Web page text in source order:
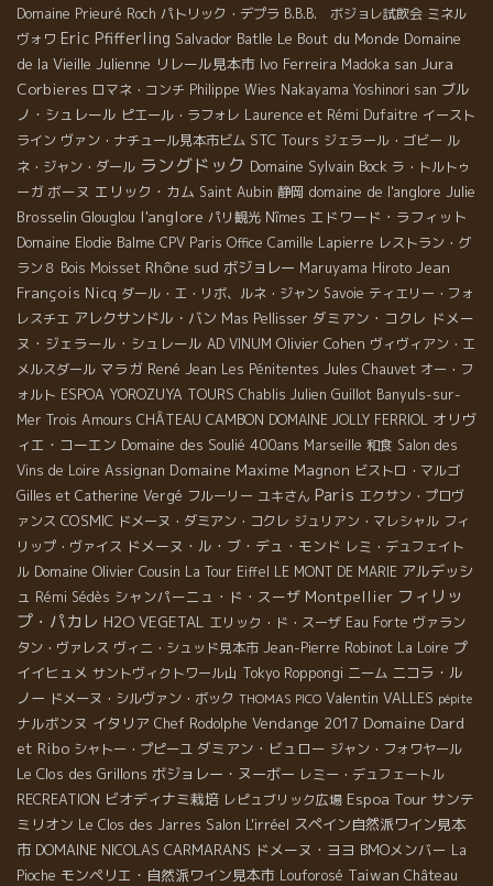
Domaine Prieuré Roch パトリック・デプラ B.B.B. ボジョレ試飲会 ミネル
ヴォワ Eric Pfifferling Salvador Batlle Le Bout du Monde Domaine
de la Vieille Julienne リレール見本市 Ivo Ferreira Madoka san Jura
Corbieres ロマネ・コンチ Philippe Wies Nakayama Yoshinori san ブル
ノ・シュレール ピエール・ラフォレ Laurence et Rémi Dufaitre イースト
ライン ヴァン・ナチュール見本市ビム STC Tours ジェラール・ゴビー ル
ネ・ジャン・ダール ラングドック Domaine Sylvain Bock ラ・トルトゥ
ーガ ボーヌ エリック・カム Saint Aubin 静岡 domaine de l'anglore Julie
Brosselin Glouglou l'anglore パリ観光 Nîmes エドワード・ラフィット
Domaine Elodie Balme CPV Paris Office Camille Lapierre レストラン・グ
ラン８ Bois Moisset Rhône sud ボジョレー Maruyama Hiroto Jean
François Nicq ダール・エ・リボ、ルネ・ジャン Savoie ティエリー・フォ
レスチエ アレクサンドル・バン Mas Pellisser ダミアン・コクレ ドメー
ヌ・ジェラール・シュレール AD VINUM Olivier Cohen ヴィヴィアン・エ
メルスダール マラガ René Jean Les Pénitentes Jules Chauvet オー・フ
ォルト ESPOA YOROZUYA TOURS Chablis Julien Guillot Banyuls-sur-
Mer Trois Amours CHÂTEAU CAMBON DOMAINE JOLLY FERRIOL オリヴ
ィエ・コーエン Domaine des Soulié 400ans Marseille 和食 Salon des
Vins de Loire Assignan Domaine Maxime Magnon ビストロ・マルゴ
Gilles et Catherine Vergé フルーリー ユキさん Paris エクサン・プロヴ
ァンス COSMIC ドメーヌ・ダミアン・コクレ ジュリアン・マレシャル フィ
リップ・ヴァイス ドメーヌ・ル・ブ・デュ・モンド レミ・デュフェイト
ル Domaine Olivier Cousin La Tour Eiffel LE MONT DE MARIE アルデッシ
ュ Rémi Sédès シャンパーニュ・ド・スーザ Montpellier フィリッ
プ・パカレ H2O VEGETAL エリック・ド・スーザ Eau Forte ヴァラン
タン・ヴァレス ヴィニ・シュッド見本市 Jean-Pierre Robinot La Loire プ
イイヒュメ サントヴィクトワール山 Tokyo Roppongi ニーム ニコラ・ル
ノー ドメーヌ・シルヴァン・ボック THOMAS PICO Valentin VALLES pépite
ナルボンヌ イタリア Chef Rodolphe Vendange 2017 Domaine Dard
et Ribo シャトー・プピーユ ダミアン・ビュロー ジャン・フォワヤール
Le Clos des Grillons ボジョレー・ヌーボー レミー・デュフェートル
RECREATION ビオディナミ栽培 レピュブリック広場 Espoa Tour サンテ
ミリオン Le Clos des Jarres Salon L'irréel スペイン自然派ワイン見本
市 DOMAINE NICOLAS CARMARANS ドメーヌ・ヨヨ BMOメンバー La
Pioche モンペリエ・自然派ワイン見本市 Louforosé Taiwan Château